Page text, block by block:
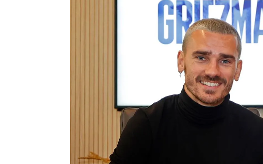
10 de octubre de 2022, 22:26
Antoine Griezmann
su
Atlético de Madrid
su única opción y
tuviera que hacer porque es lo que quería